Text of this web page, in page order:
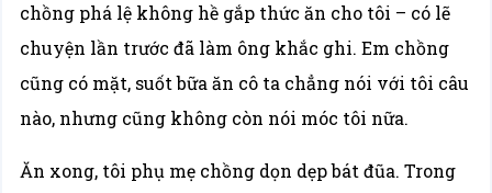
chồng phá lệ không hề gắp thức ăn cho tôi – có lẽ
chuyện lần trước đã làm ông khắc ghi. Em chồng
cũng có mặt, suốt bữa ăn cô ta chẳng nói với tôi câu
nào, nhưng cũng không còn nói móc tôi nữa.
Ăn xong, tôi phụ mẹ chồng dọn dẹp bát đũa. Trong